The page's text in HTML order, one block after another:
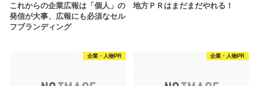
これからの企業広報は「個人」の
発信が大事、広報にも必須なセル
フブランディング
地方ＰＲはまだまだやれる！
企業・人物PR 企業・人物PR